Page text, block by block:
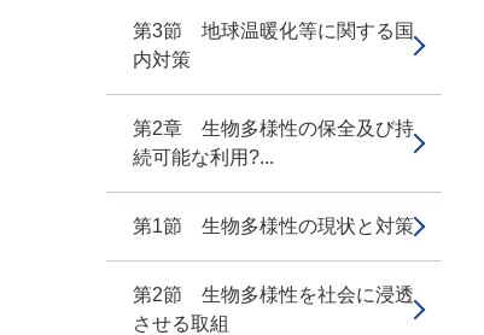
第3節 地球温暖化等に関する国
内対策
第2章 生物多様性の保全及び持
続可能な利用?...
第1節 生物多様性の現状と対策
第2節 生物多様性を社会に浸透
させる取組